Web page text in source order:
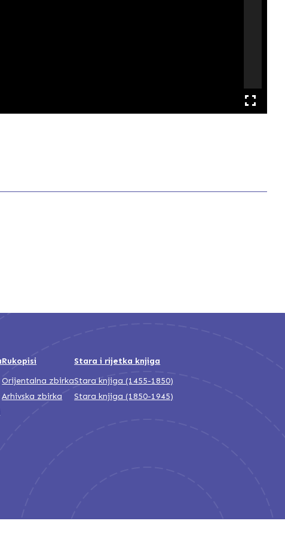
Rukopisi
Orijentalna zbirka
Arhivska zbirka
Stara i rijetka knjiga
Stara knjiga (1455-1850)
Stara knjiga (1850-1945)